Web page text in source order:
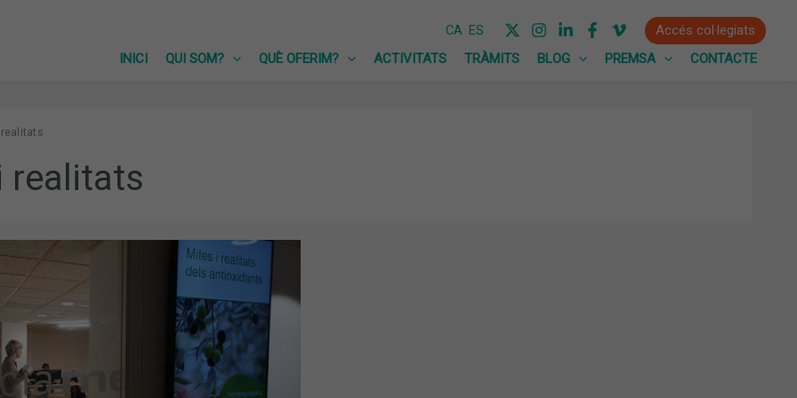
CA ES
Accés col·legiats
INICI
QUI SOM? QUÈ OFERIM? ACTIVITATS TRÀMITS BLOG PREMSA CONTACTE
realitats